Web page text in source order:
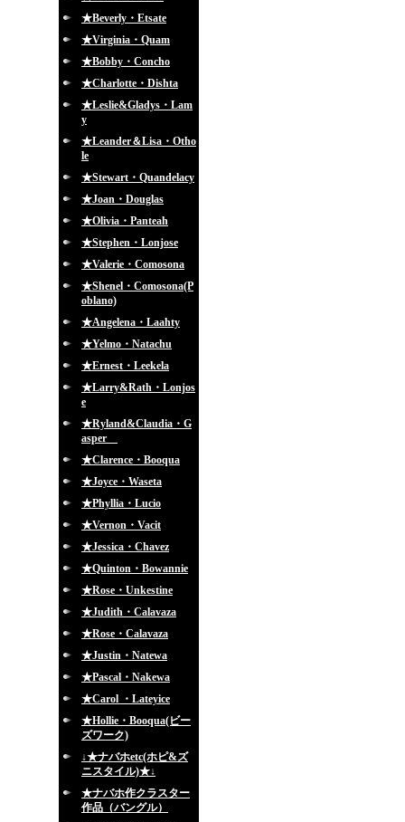
★Beverly・Etsate
★Virginia・Quam
★Bobby・Concho
★Charlotte・Dishta
★Leslie&Gladys・Lam
y
★Leander＆Lisa・Otho
le
★Stewart・Quandelacy
★Joan・Douglas
★Olivia・Panteah
★Stephen・Lonjose
★Valerie・Comosona
★Shenel・Comosona(P
oblano)
★Angelena・Laahty
★Yelmo・Natachu
★Ernest・Leekela
★Larry&Rath・Lonjos
e
★Ryland&Claudia・G
asper
★Clarence・Booqua
★Joyce・Waseta
★Phyllia・Lucio
★Vernon・Vacit
★Jessica・Chavez
★Quinton・Bowannie
★Rose・Unkestine
★Judith・Calavaza
★Rose・Calavaza
★Justin・Natewa
★Pascal・Nakewa
★Carol ・Lateyice
★Hollie・Booqua(ビー
ズワーク)
↓★ナバホetc(ホピ&ズ
ニスタイル)★↓
★ナバホ作クラスター
作品（バングル）